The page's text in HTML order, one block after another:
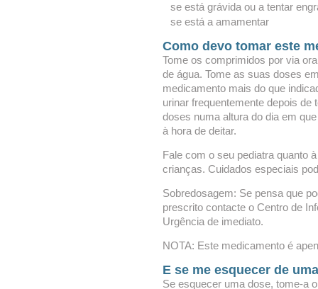
se está grávida ou a tentar
se está a amamentar
Como devo tomar este
Tome os comprimidos por via
de água. Tome as suas doses
medicamento mais do que
urinar frequentemente depois
doses numa altura do dia em
à hora de deitar.
Fale com o seu pediatra quanto
crianças. Cuidados especiais
Sobredosagem: Se pensa que
prescrito contacte o Centro de
Urgência de imediato.
NOTA: Este medicamento é
E se me esquecer de
Se esquecer uma dose, tome-a